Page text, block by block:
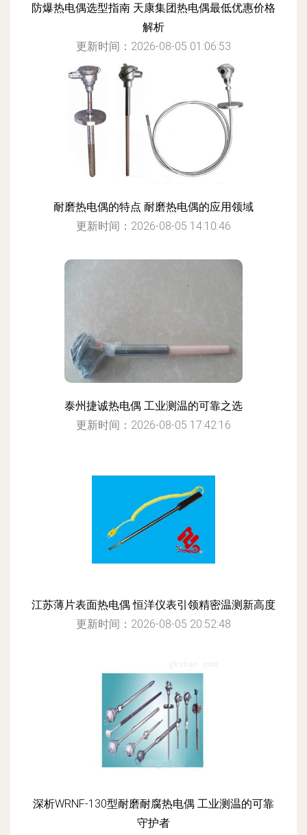
防爆热电偶选型指南 天康集团热电偶最低优惠价格
解析
更新时间：2026-08-05 01:06:53
耐磨热电偶的特点 耐磨热电偶的应用领域
更新时间：2026-08-05 14:10:46
泰州捷诚热电偶 工业测温的可靠之选
更新时间：2026-08-05 17:42:16
江苏薄片表面热电偶 恒洋仪表引领精密温测新高度
更新时间：2026-08-05 20:52:48
深析WRNF-130型耐磨耐腐热电偶 工业测温的可靠
守护者